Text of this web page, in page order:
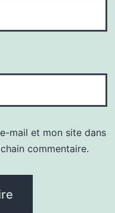
mail et mon site dans
commentaire.